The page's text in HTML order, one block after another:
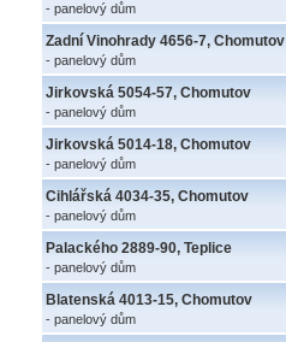
- panelový dům
Zadní Vinohrady 4656-7, Chomutov
- panelový dům
Jirkovská 5054-57, Chomutov
- panelový dům
Jirkovská 5014-18, Chomutov
- panelový dům
Cihlářská 4034-35, Chomutov
- panelový dům
Palackého 2889-90, Teplice
- panelový dům
Blatenská 4013-15, Chomutov
- panelový dům